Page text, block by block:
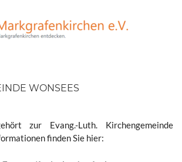
WONSEES
zur Evang.-Luth. Kirchengemeinde
finden Sie hier: